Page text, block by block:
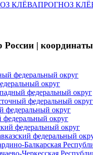
ПРОГНОЗ
России |
федеральный округ
округ
федеральный округ
федеральный округ
федеральный округ
федеральный округ
федеральный округ
федеральный
Балкарская
Черкесская